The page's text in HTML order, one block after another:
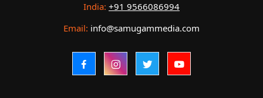
India: +91 9566086994
Email: info@samugammedia.com